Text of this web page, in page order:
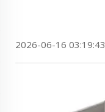
2026-06-16 03:19:43